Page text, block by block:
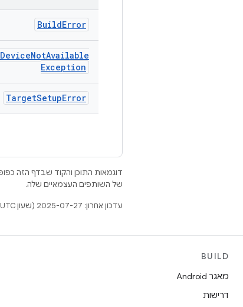
BuildError
DeviceNotAvailable
Exception
TargetSetupError
דוגמאות התוכן והקוד שבדף הזה
של השותפים העצמאיים שלה.
עדכון אחרון: 2025-07-27 (שעון UTC).
BUILD
מאגר Android
דרישות